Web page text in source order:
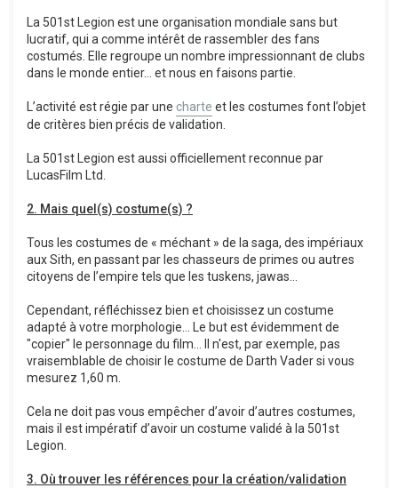
La 501st Legion est une organisation mondiale sans but
lucratif, qui a comme intérêt de rassembler des fans
costumés. Elle regroupe un nombre impressionnant de clubs
dans le monde entier… et nous en faisons partie.
L’activité est régie par une charte et les costumes font l’objet
de critères bien précis de validation.
La 501st Legion est aussi officiellement reconnue par
LucasFilm Ltd.
2. Mais quel(s) costume(s) ?
Tous les costumes de « méchant » de la saga, des impériaux
aux Sith, en passant par les chasseurs de primes ou autres
citoyens de l’empire tels que les tuskens, jawas…
Cependant, réfléchissez bien et choisissez un costume
adapté à votre morphologie... Le but est évidemment de
"copier" le personnage du film... Il n'est, par exemple, pas
vraisemblable de choisir le costume de Darth Vader si vous
mesurez 1,60 m.
Cela ne doit pas vous empêcher d’avoir d’autres costumes,
mais il est impératif d’avoir un costume validé à la 501st
Legion.
3. Où trouver les références pour la création/validation